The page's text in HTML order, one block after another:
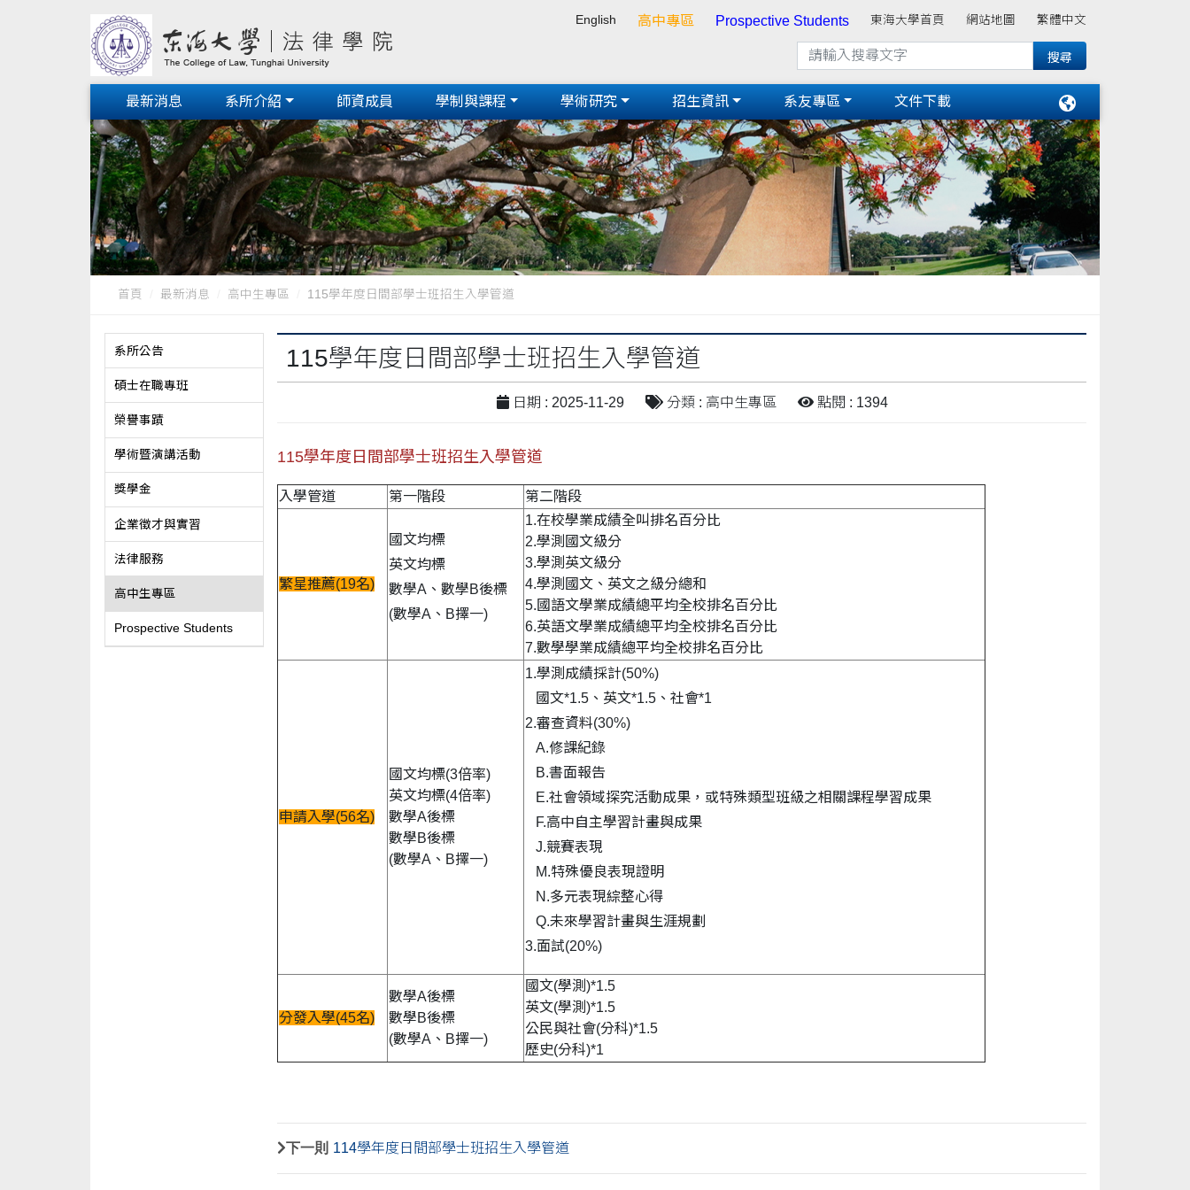
English 高中專區 Prospective Students 東海大學首頁 網站地圖 繁體中文
最新消息 系所介紹 師資成員 學制與課程 學術研究 招生資訊 系友專區 文件下載
首頁 最新消息 高中生專區 115學年度日間部學士班招生入學管道
系所公告
碩士在職專班
榮譽事蹟
學術暨演講活動
獎學金
企業徵才與實習
法律服務
高中生專區
Prospective Students
115學年度日間部學士班招生入學管道
日期 : 2025-11-29 分類 : 高中生專區 點閱 : 1394
115學年度日間部學士班招生入學管道
入學管道 第一階段 第二階段
繁星推薦(19名)
國文均標
英文均標
數學A、數學B後標
(數學A、B擇一)
1.在校學業成績全叫排名百分比
2.學測國文級分
3.學測英文級分
4.學測國文、英文之級分總和
5.國語文學業成績總平均全校排名百分比
6.英語文學業成績總平均全校排名百分比
7.數學學業成績總平均全校排名百分比
申請入學(56名)
國文均標(3倍率)
英文均標(4倍率)
數學A後標
數學B後標
(數學A、B擇一)
1.學測成績採計(50%)
國文*1.5、英文*1.5、社會*1
2.審查資料(30%)
A.修課紀錄
B.書面報告
E.社會領域探究活動成果，或特殊類型班級之相關課程學習成果
F.高中自主學習計畫與成果
J.競賽表現
M.特殊優良表現證明
N.多元表現綜整心得
Q.未來學習計畫與生涯規劃
3.面試(20%)
分發入學(45名)
數學A後標
數學B後標
(數學A、B擇一)
國文(學測)*1.5
英文(學測)*1.5
公民與社會(分科)*1.5
歷史(分科)*1
下一則 114學年度日間部學士班招生入學管道